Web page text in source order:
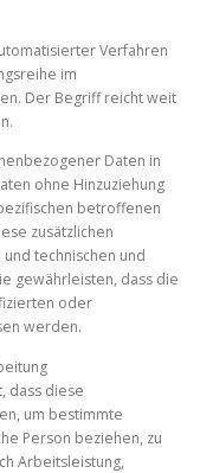
Verfahren
im
Der Begriff reicht weit
Daten in
ohne Hinzuziehung
betroffenen
zusätzlichen
technischen und
gewährleisten, dass die
oder
werden.
dass diese
um bestimmte
Person beziehen, zu
Arbeitsleistung,